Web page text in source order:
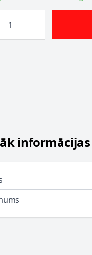
informācijas